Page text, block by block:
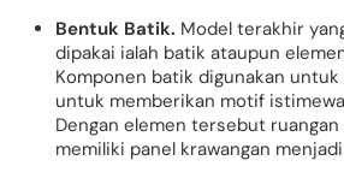
Bentuk Batik. Model terakhir
dipakai ialah batik ataupun
Komponen batik digunakan untuk
untuk memberikan motif
Dengan elemen tersebut
memiliki panel krawangan